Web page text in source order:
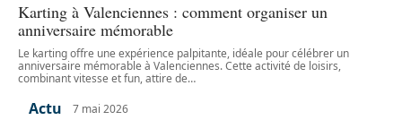
Karting à Valenciennes : comment organiser un
anniversaire mémorable
Le karting offre une expérience palpitante, idéale pour célébrer un
anniversaire mémorable à Valenciennes. Cette activité de loisirs,
combinant vitesse et fun, attire de…
Actu 7 mai 2026